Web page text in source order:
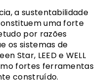
a sustentabilidade
uma forte
por razões
os sistemas de
Star, LEED e WELL
fortes ferramentas
construído.